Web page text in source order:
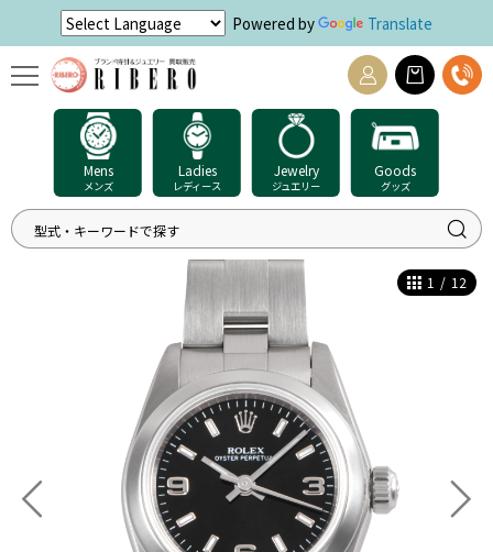
Powered by Translate
Mens
メンズ
Ladies
レディース
Jewelry
ジュエリー
Goods
グッズ
1 / 12